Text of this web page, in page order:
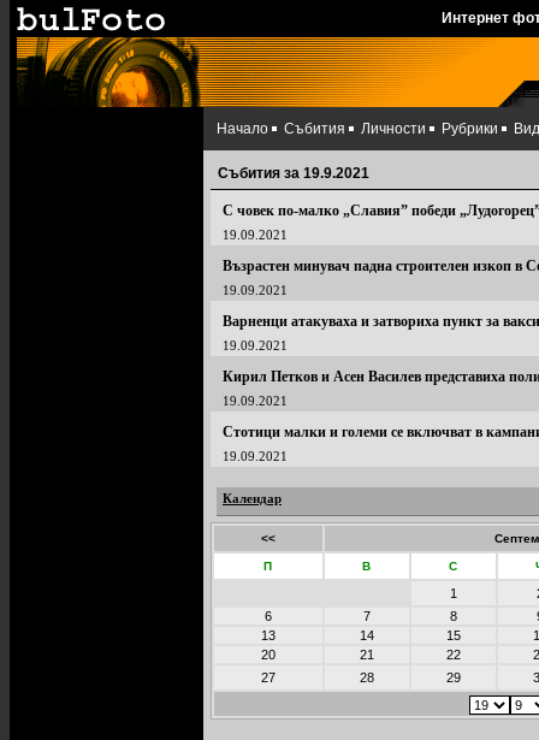
Интернет
Начало Събития Личности Рубрики
Събития за 19.9.2021
С човек по-малко „Славия” победи
19.09.2021
Възрастен минувач падна строителен изкоп в
19.09.2021
Варненци атакуваха и затвориха пункт за
19.09.2021
Кирил Петков и Асен Василев представиха
19.09.2021
Стотици малки и големи се включват в
19.09.2021
Календар
<<
П В С
1
6
7 8
13
14 15
20
21 22
27
28 29